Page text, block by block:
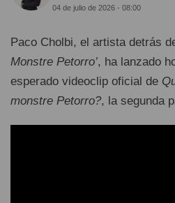
04 de julio de 2026 - 08:00
Paco Cholbi, el artista detrás
Monstre Petorro’, ha lanzado
esperado videoclip oficial de
monstre Petorro?, la segunda